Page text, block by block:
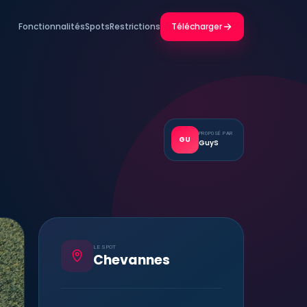
FonctionnalitésSpotsRestrictions Télécharger
GU
PROPOSÉ PAR
GuyS
LE SPOT
Chevannes